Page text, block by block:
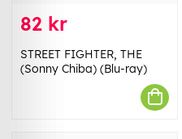
82 kr
STREET FIGHTER, THE
(Sonny Chiba) (Blu-ray)